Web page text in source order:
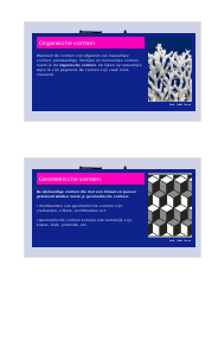
Organische vormen
Wanneer de vormen zijn afgeleid van natuurlijke
vormen; plantaardige, dierlijke en menselijke vormen
noem je dit ​organische vormen . Ze lijken op natuurlijke
wijze te zijn gegroeid. De vormen zijn vaak rond,
vloeiend.
Beeld: Publiek Domein
Geometrische vormen
De wiskundige vormen die met een liniaal en passer
getekend worden noem je geometrische vormen.
• Voorbeelden van geometrische vormen zijn:
vierkanten, cirkels, rechthoeken ect.
• Geometrische vormen kunnen ook ruimtelijk zijn;
kubus, balk, piramide, etc.
Beeld: Publiek Domein